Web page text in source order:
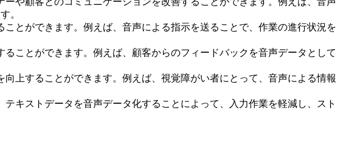
。
とができます。例えば、音声による指示を送ることで、作業の進行状況を
ことができます。例えば、顧客からのフィードバックを音声データとして
上することができます。例えば、視覚障がい者にとって、音声による情報
キストデータを音声データ化することによって、入力作業を軽減し、スト